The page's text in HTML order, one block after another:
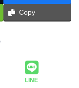
Copy
LINE